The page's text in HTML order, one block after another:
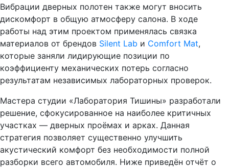
Вибрации дверных полотен также могут вносить
дискомфорт в общую атмосферу салона. В ходе
работы над этим проектом применялась связка
материалов от брендов Silent Lab и Comfort Mat,
которые заняли лидирующие позиции по
коэффициенту механических потерь согласно
результатам независимых лабораторных проверок.
Мастера студии «Лаборатория Тишины» разработали
решение, сфокусированное на наиболее критичных
участках — дверных проёмах и арках. Данная
стратегия позволяет существенно улучшить
акустический комфорт без необходимости полной
разборки всего автомобиля. Ниже приведён отчёт о